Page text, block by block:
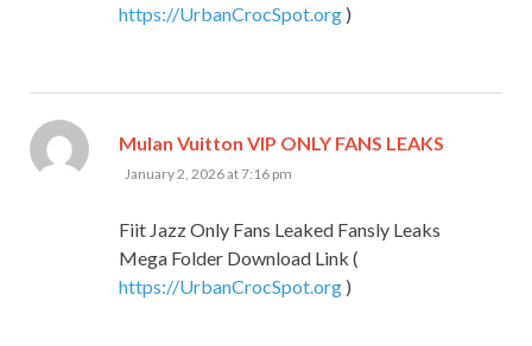
https://UrbanCrocSpot.org )
Mulan Vuitton VIP ONLY FANS LEAKS
January 2, 2026 at 7:16 pm
Fiit Jazz Only Fans Leaked Fansly Leaks
Mega Folder Download Link (
https://UrbanCrocSpot.org )